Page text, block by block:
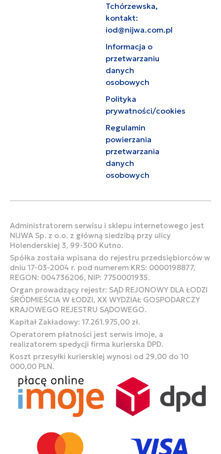
Tchórzewska,
kontakt:
iod@nijwa.com.pl
Informacja o
przetwarzaniu
danych
osobowych
Polityka
prywatności/cookies
Regulamin
powierzania
przetwarzania
danych
osobowych
Administratorem serwisu i sklepu internetowego jest
NIJWA Sp. z o.o. z główną siedzibą przy ulicy
Holenderskiej 3, 99-300 Kutno.
Spółka została wpisana do rejestru przedsiębiorców w
dniu 17-03-2004 r. pod numerem KRS: 0000198877,
REGON: 004736206, NIP: 7750001935.
Organ prowadzący rejestr: SĄD REJONOWY DLA ŁODZI
ŚRÓDMIEŚCIA W ŁODZI, XX WYDZIAŁ GOSPODARCZY
KRAJOWEGO REJESTRU SĄDOWEGO.
Kapitał Zakładowy: 17.261.975,00 zł.
Operatorem płatności jest serwis imoje, a
realizatorem spedycji firma kurierska DPD.
Koszt przesyłki kurierskiej wynosi od 29,00 do 10
000,00 PLN.